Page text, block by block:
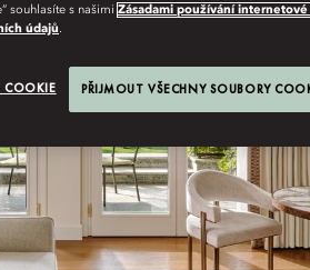
souhlasíte s našimi Zásadami používání
údajů.
COOKIE PŘIJMOUT VŠECHNY SOUBORY